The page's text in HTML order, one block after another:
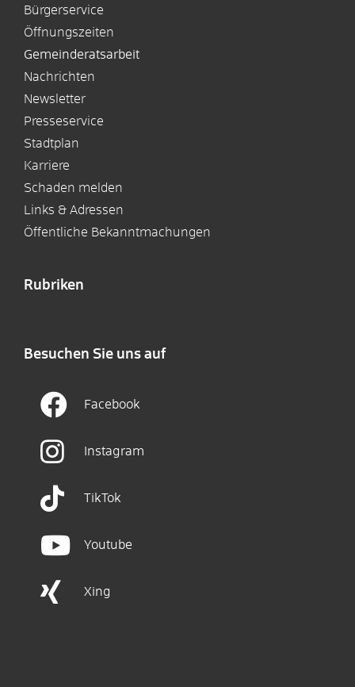
Bürgerservice
Öffnungszeiten
Gemeinderatsarbeit
Nachrichten
Newsletter
Presseservice
Stadtplan
Karriere
Schaden melden
Links & Adressen
Öffentliche Bekanntmachungen
Rubriken
Besuchen Sie uns auf
Facebook
Instagram
TikTok
Youtube
Xing